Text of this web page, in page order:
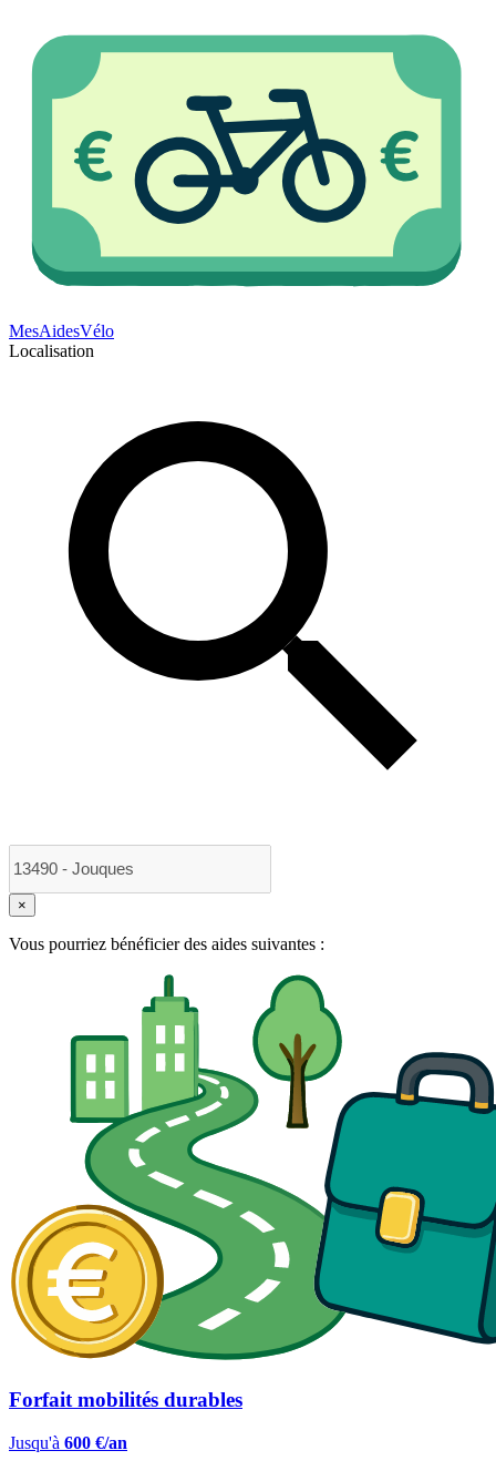
MesAidesVélo
Localisation
×
Vous pourriez bénéficier des aides suivantes :
Forfait mobilités durables
Jusqu'à 600 €/an